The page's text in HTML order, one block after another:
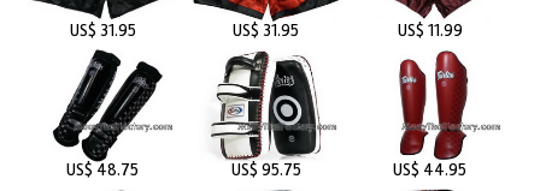
US$ 31.95 US$ 31.95 US$ 11.99
US$ 48.75 US$ 95.75 US$ 44.95